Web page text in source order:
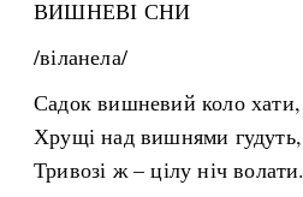
ВИШНЕВІ СНИ
/віланела/
Садок вишневий коло хати,
Хрущі над вишнями гудуть,
Тривозі ж – цілу ніч волати.